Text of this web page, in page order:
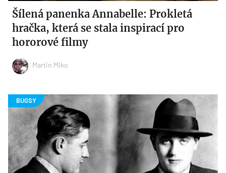
Šílená panenka Annabelle: Prokletá
hračka, která se stala inspirací pro
hororové filmy
Martin Miko